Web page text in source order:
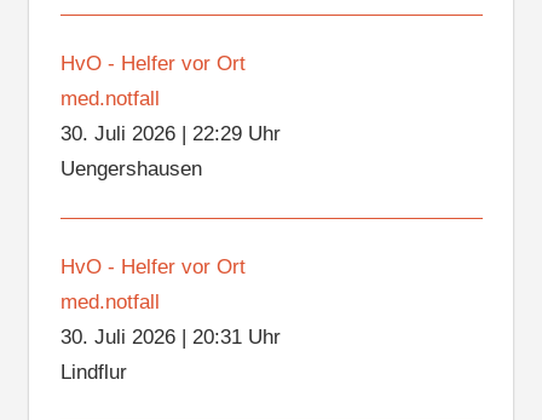
HvO - Helfer vor Ort
med.notfall
30. Juli 2026| 22:29 Uhr
Uengershausen
HvO - Helfer vor Ort
med.notfall
30. Juli 2026| 20:31 Uhr
Lindflur